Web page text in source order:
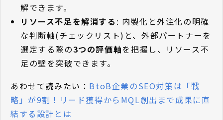
解できます。
リソース不足を解消する : 内製化と外注化の明確
な判断軸(チェックリスト)と、外部パートナーを
選定する際の3つの評価軸を把握し、リソース不
足の壁を突破できます。
あわせて読みたい： BtoB企業のSEO対策は「戦
略」が9割！リード獲得からMQL創出まで成果に直
結する設計とは